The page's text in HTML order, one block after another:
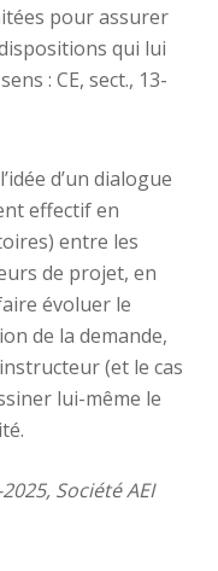
pour assurer
qui lui
: CE, sect., 13-
d’un dialogue
effectif en
entre les
de projet, en
évoluer le
de la demande,
(et le cas
lui-même le
Société AEI